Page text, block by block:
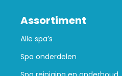
Assortiment
Alle spa’s
Spa onderdelen